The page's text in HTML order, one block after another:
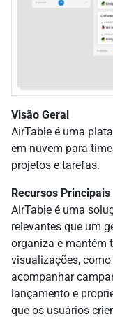
Visão Geral
AirTable é uma
em nuvem para
projetos e tarefas.
Recursos Principais
AirTable é uma
relevantes que um
organiza e mantém
visualizações,
acompanhar
lançamento e
que os usuários